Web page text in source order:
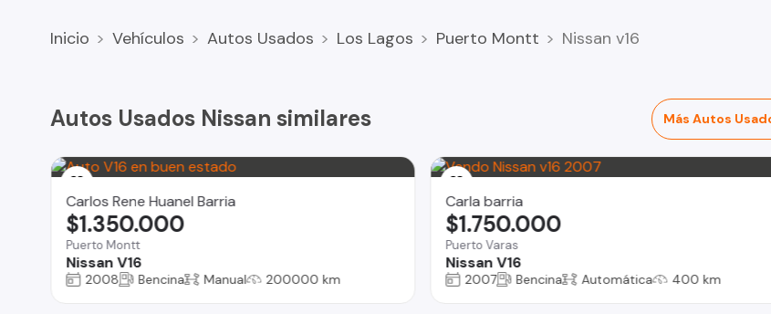
Inicio Vehículos Autos Usados Los Lagos Puerto Montt Nissan v16
Autos Usados Nissan similares Más Autos
Carlos Rene Huanel Barria
Puerto Montt
Nissan V16
$1.350.000
2008 Bencina Manual 200000 km
Carla barria
Puerto Varas
Nissan V16
$1.750.000
2007 Bencina Automática 400 km